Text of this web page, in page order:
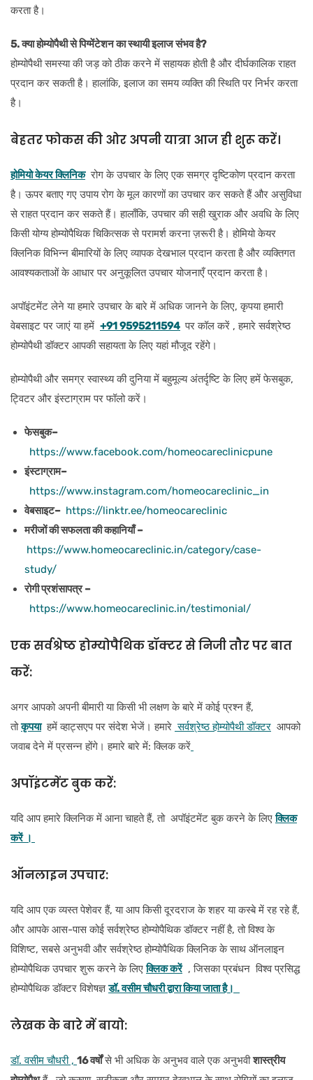
करता है।
5. क्या होम्योपैथी से पिग्मेंटेशन का स्थायी इलाज संभव है?
होम्योपैथी समस्या की जड़ को ठीक करने में सहायक होती है और दीर्घकालिक राहत
प्रदान कर सकती है। हालांकि, इलाज का समय व्यक्ति की स्थिति पर निर्भर करता
है।
बेहतर फोकस की ओर अपनी यात्रा आज ही शुरू करें।
होमियो केयर क्लिनिकरोग के उपचार के लिए एक समग्र दृष्टिकोण प्रदान करता
है। ऊपर बताए गए उपाय रोग के मूल कारणों का उपचार कर सकते हैं और असुविधा
से राहत प्रदान कर सकते हैं। हालाँकि, उपचार की सही खुराक और अवधि के लिए
किसी योग्य होम्योपैथिक चिकित्सक से परामर्श करना ज़रूरी है। होमियो केयर
क्लिनिक विभिन्न बीमारियों के लिए व्यापक देखभाल प्रदान करता है और व्यक्तिगत
आवश्यकताओं के आधार पर अनुकूलित उपचार योजनाएँ प्रदान करता है।
अपॉइंटमेंट लेने या हमारे उपचार के बारे में अधिक जानने के लिए, कृपया हमारी
वेबसाइट पर जाएं या हमें +91 9595211594 पर कॉल करें , हमारे सर्वश्रेष्ठ
होम्योपैथी डॉक्टर आपकी सहायता के लिए यहां मौजूद रहेंगे।
होम्योपैथी और समग्र स्वास्थ्य की दुनिया में बहुमूल्य अंतर्दृष्टि के लिए हमें फेसबुक,
ट्विटर और इंस्टाग्राम पर फॉलो करें।
फेसबुक–
https://www.facebook.com/homeocareclinicpune
इंस्टाग्राम–
https://www.instagram.com/homeocareclinic_in
वेबसाइट– https://linktr.ee/homeocareclinic
मरीजों की सफलता की कहानियाँ –
https://www.homeocareclinic.in/category/case-
study/
रोगी प्रशंसापत्र –
https://www.homeocareclinic.in/testimonial/
एक सर्वश्रेष्ठ होम्योपैथिक डॉक्टर से निजी तौर पर बात
करें:
अगर आपको अपनी बीमारी या किसी भी लक्षण के बारे में कोई प्रश्न हैं,
तोकृपयाहमें व्हाट्सएप पर संदेश भेजें। हमारे सर्वश्रेष्ठ होम्योपैथी डॉक्टर आपको
जवाब देने में प्रसन्न होंगे। हमारे बारे में: क्लिक करें
अपॉइंटमेंट बुक करें:
यदि आप हमारे क्लिनिक में आना चाहते हैं, तो अपॉइंटमेंट बुक करने के लिएक्लिक
करें ।
ऑनलाइन उपचार:
यदि आप एक व्यस्त पेशेवर हैं, या आप किसी दूरदराज के शहर या कस्बे में रह रहे हैं,
और आपके आस-पास कोई सर्वश्रेष्ठ होम्योपैथिक डॉक्टर नहीं है, तो विश्व के
विशिष्ट, सबसे अनुभवी और सर्वश्रेष्ठ होम्योपैथिक क्लिनिक के साथ ऑनलाइन
होम्योपैथिक उपचार शुरू करने के लिएक्लिक करें, जिसका प्रबंधन विश्व प्रसिद्ध
होम्योपैथिक डॉक्टर विशेषज्ञडॉ. वसीम चौधरी द्वारा किया जाता है।
लेखक के बारे मेंबायो:
डॉ. वसीम चौधरी , 16 वर्षोंसे भी अधिक के अनुभव वाले एक अनुभवीशास्त्रीय